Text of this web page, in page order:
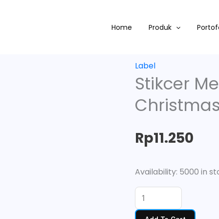
Home Produk
Label
Stikcer
Rp11.250
Availability: 5000 in